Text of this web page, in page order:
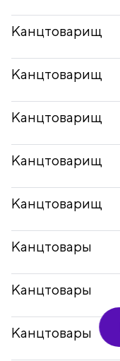
Канцтоварищ
Канцтоварищ
Канцтоварищ
Канцтоварищ
Канцтоварищ
Канцтовары
Канцтовары
Канцтовары